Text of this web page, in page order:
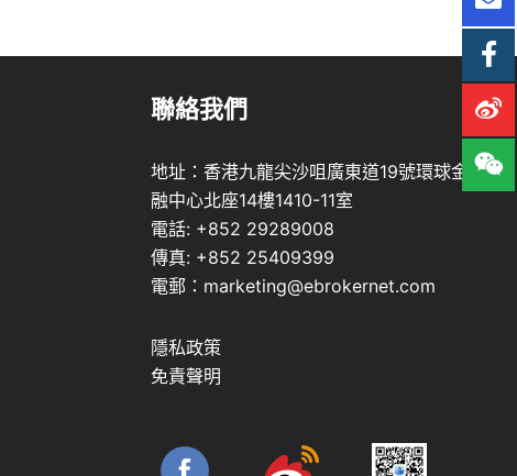
聯絡我們
地址：香港九龍尖沙咀廣東道19號環球金
融中心北座14樓1410-11室
電話: +852 29289008
傳真: +852 25409399
電郵：marketing@ebrokernet.com
隱私政策
免責聲明